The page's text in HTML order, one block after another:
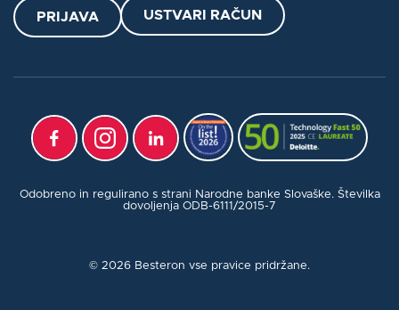
Kratka navodila za POS
Cenik POS
Splošni pogoji
Pravila za uporabo piškotkov
Reklamacija transakcije
Prijava varnostnega incidenta
Koncept AML
PRIJAVA USTVARI RAČUN
Odobreno in regulirano s strani Narodne banke Slovaške. Številka
dovoljenja ODB-6111/2015-7
© 2026 Besteron vse pravice pridržane.